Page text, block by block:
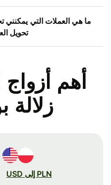
ما هي العملات التي يمكنني
تحويل
أهم أزواج
زلالة
PLN إلى USD